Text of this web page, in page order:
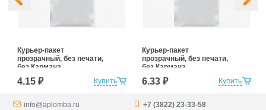
Купить
Курьер-пакет
прозрачный, без печати,
без Кармана
Сопроводительной
Документации
маркетплейсов)
4.15 ₽ Купить
Курьер-пакет
прозрачный, без печати,
без Кармана
Сопроводительной
Документации
маркетплейсов)
6.33 ₽
info@aplomba.ru +7 (3822) 23-33-58